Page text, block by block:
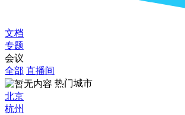
文档
专题
会议
全部 直播间
热门城市
北京
杭州